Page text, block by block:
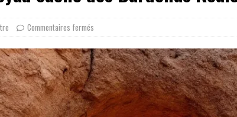
Commentaires fermés